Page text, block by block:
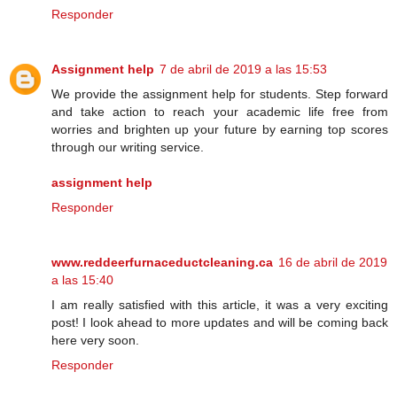
Responder
Assignment help 7 de abril de 2019 a las 15:53
We provide the assignment help for students. Step forward
and take action to reach your academic life free from
worries and brighten up your future by earning top scores
through our writing service.
assignment help
Responder
www.reddeerfurnaceductcleaning.ca 16 de abril de 2019
a las 15:40
I am really satisfied with this article, it was a very exciting
post! I look ahead to more updates and will be coming back
here very soon.
Responder